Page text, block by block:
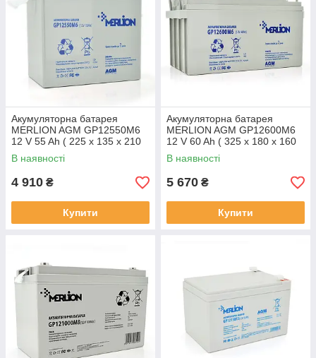
Акумуляторна батарея
MERLION AGM GP12550M6
12 V 55 Ah ( 225 x 135 x 210
(215) ) Q1/48
В наявності
4 910 ₴
Купити
Акумуляторна батарея
MERLION AGM GP12600M6
12 V 60 Ah ( 325 x 180 x 160
(165) ) Q1/48
В наявності
5 670 ₴
Купити